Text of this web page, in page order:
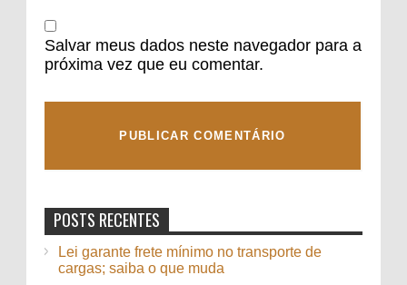
Salvar meus dados neste navegador para a
próxima vez que eu comentar.
POSTS RECENTES
Lei garante frete mínimo no transporte de
cargas; saiba o que muda